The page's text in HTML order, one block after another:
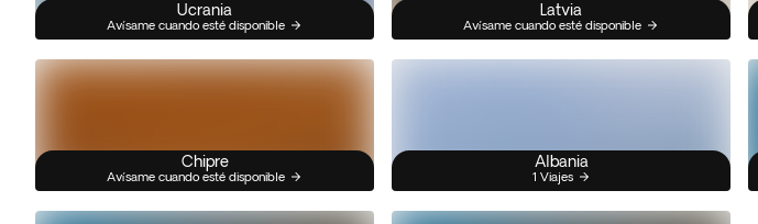
Ucrania
Avísame cuando esté disponible
Latvia
Avísame cuando esté disponible
Chipre
Avísame cuando esté disponible
Albania
1 Viajes